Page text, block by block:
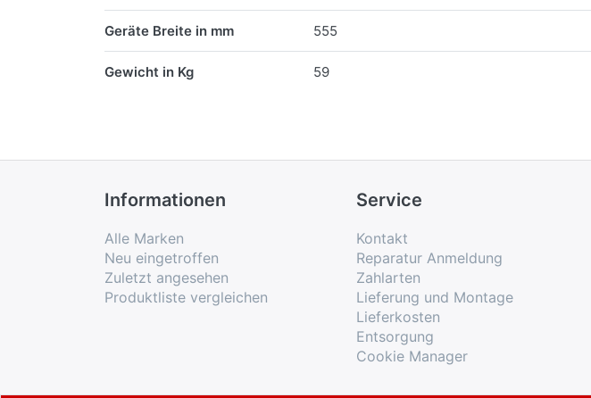
Geräte Breite in mm 555
Gewicht in Kg 59
Informationen
Alle Marken
Neu eingetroffen
Zuletzt angesehen
Produktliste vergleichen
Service
Kontakt
Reparatur Anmeldung
Zahlarten
Lieferung und Montage
Lieferkosten
Entsorgung
Cookie Manager